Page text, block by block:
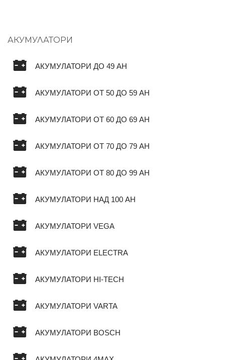
АКУМУЛАТОРИ
АКУМУЛАТОРИ ДО 49 AH
АКУМУЛАТОРИ ОТ 50 ДО 59 AH
АКУМУЛАТОРИ ОТ 60 ДО 69 AH
АКУМУЛАТОРИ ОТ 70 ДО 79 AH
АКУМУЛАТОРИ ОТ 80 ДО 99 AH
АКУМУЛАТОРИ НАД 100 AH
АКУМУЛАТОРИ VEGA
АКУМУЛАТОРИ ELECTRA
АКУМУЛАТОРИ HI-TECH
АКУМУЛАТОРИ VARTA
АКУМУЛАТОРИ BOSCH